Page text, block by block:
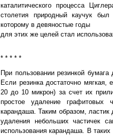
каталитического процесса
столетия природный каучук
которому в девяностые годы
для этих же целей стал
* * * * *
При пользовании резинкой
Если резинка достаточно
20 до 10 микрон) за счет их
простое удаление графитовых
карандаша. Таким образом,
удаления небольших частичек
использования карандаша. В